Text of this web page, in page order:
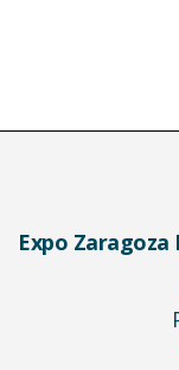
Expo Zaragoza